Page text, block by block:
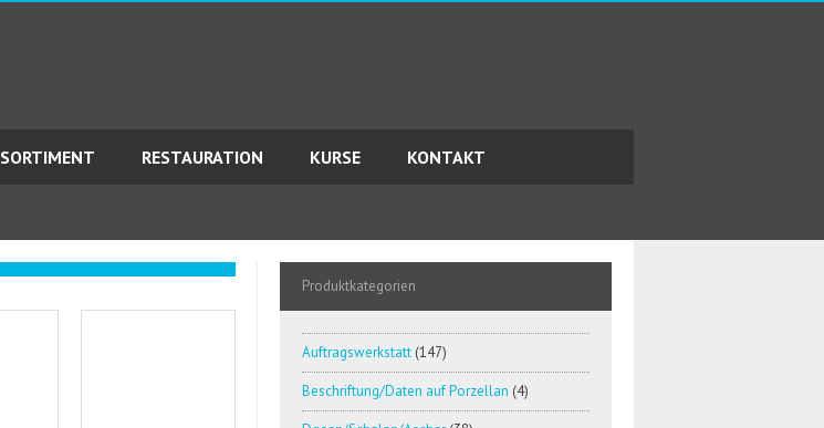
SORTIMENT RESTAURATION KURSE KONTAKT
Produktkategorien
Auftragswerkstatt (147)
Beschriftung/Daten auf Porzellan (4)